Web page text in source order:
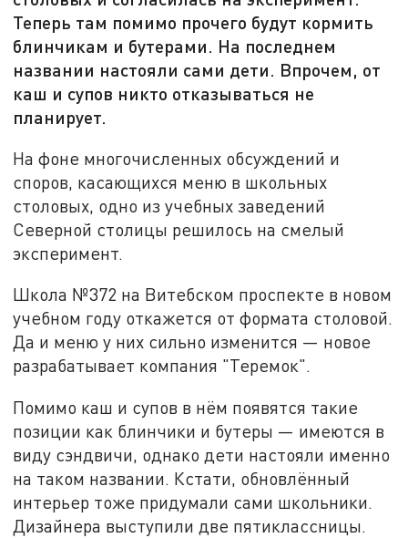
Теперь там помимо прочего будут кормить
блинчикам и бутерами. На последнем
названии настояли сами дети. Впрочем, от
каш и супов никто отказываться не
планирует.
На фоне многочисленных обсуждений и
споров, касающихся меню в школьных
столовых, одно из учебных заведений
Северной столицы решилось на смелый
эксперимент.
Школа №372 на Витебском проспекте в новом
учебном году откажется от формата столовой.
Да и меню у них сильно изменится — новое
разрабатывает компания "Теремок".
Помимо каш и супов в нём появятся такие
позиции как блинчики и бутеры — имеются в
виду сэндвичи, однако дети настояли именно
на таком названии. Кстати, обновлённый
интерьер тоже придумали сами школьники.
Дизайнера выступили две пятиклассницы.